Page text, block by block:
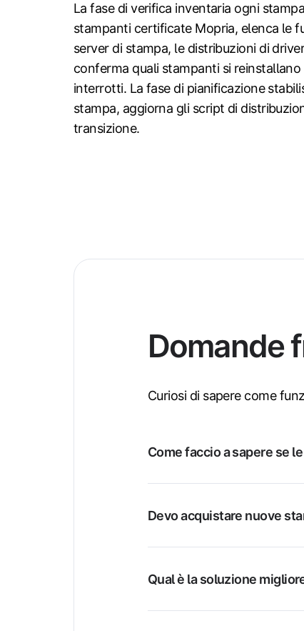
La fase di verifica inventaria ogni
stampanti certificate Mopria, elenca le
server di stampa, le distribuzioni di
conferma quali stampanti si
interrotti. La fase di pianificazione
stampa, aggiorna gli script di
transizione.
Domande
Curiosi di sapere come
Come faccio a sapere se
Devo acquistare nuove
Qual è la soluzione